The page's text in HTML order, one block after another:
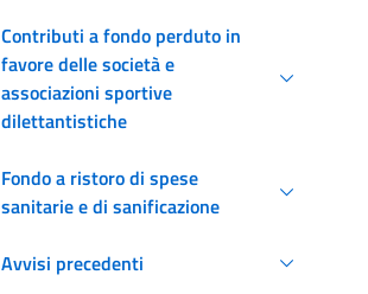
Contributi a fondo perduto in
favore delle società e
associazioni sportive
dilettantistiche
Fondo a ristoro di spese
sanitarie e di sanificazione
Avvisi precedenti